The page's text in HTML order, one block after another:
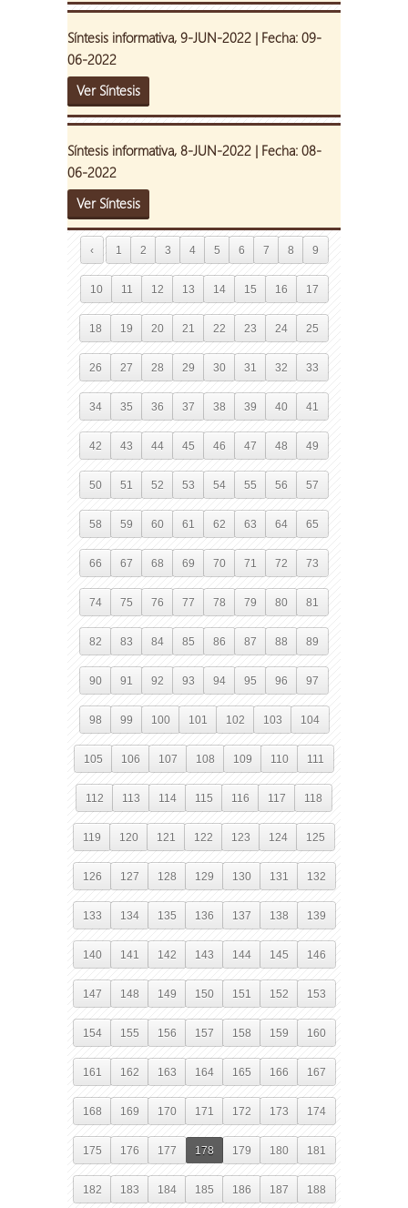
Síntesis informativa, 9-JUN-2022 | Fecha: 09-
06-2022
Ver Síntesis
Síntesis informativa, 8-JUN-2022 | Fecha: 08-
06-2022
Ver Síntesis
‹ 1 2 3 4 5 6 7 8 9
10 11 12 13 14 15 16 17
18 19 20 21 22 23 24 25
26 27 28 29 30 31 32 33
34 35 36 37 38 39 40 41
42 43 44 45 46 47 48 49
50 51 52 53 54 55 56 57
58 59 60 61 62 63 64 65
66 67 68 69 70 71 72 73
74 75 76 77 78 79 80 81
82 83 84 85 86 87 88 89
90 91 92 93 94 95 96 97
98 99 100 101 102 103 104
105 106 107 108 109 110 111
112 113 114 115 116 117 118
119 120 121 122 123 124 125
126 127 128 129 130 131 132
133 134 135 136 137 138 139
140 141 142 143 144 145 146
147 148 149 150 151 152 153
154 155 156 157 158 159 160
161 162 163 164 165 166 167
168 169 170 171 172 173 174
175 176 177 178 179 180 181
182 183 184 185 186 187 188